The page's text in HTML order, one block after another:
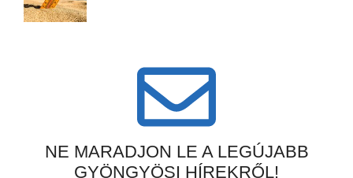
NE MARADJON LE A LEGÚJABB
GYÖNGYÖSI HÍREKRŐL!